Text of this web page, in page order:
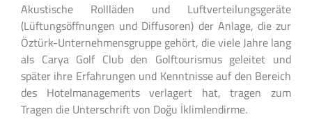
Akustische Rollläden und Luftverteilungsgeräte
(Lüftungsöffnungen und Diffusoren) der Anlage, die zur
Öztürk-Unternehmensgruppe gehört, die viele Jahre lang
als Carya Golf Club den Golftourismus geleitet und
später ihre Erfahrungen und Kenntnisse auf den Bereich
des Hotelmanagements verlagert hat, tragen zum
Tragen die Unterschrift von Doğu İklimlendirme.